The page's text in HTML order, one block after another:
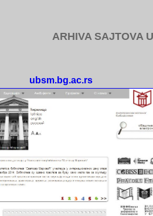
ARHIVA SAJTOVA
ubsm.bg.ac.rs